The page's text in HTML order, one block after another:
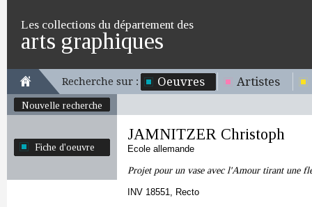
Les collections du département des
arts graphiques
Recherche sur : Oeuvres Artistes
Nouvelle recherche
Fiche d'oeuvre
JAMNITZER Christoph
Ecole allemande
Projet pour un vase avec l'Amour tirant une
INV 18551, Recto